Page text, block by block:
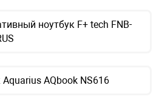
ноутбук F+ tech FNB-
Aquarius AQbook NS616